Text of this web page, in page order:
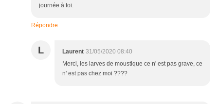
journée à toi.
Répondre
L Laurent 31/05/2020 08:40
Merci, les larves de moustique ce n' est pas grave, ce
n' est pas chez moi ????